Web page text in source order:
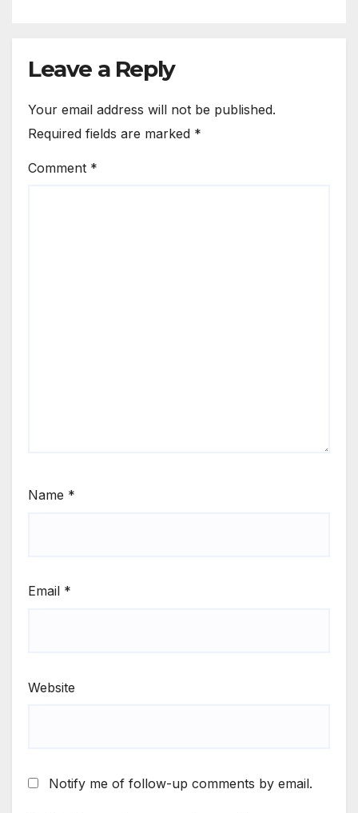
Leave a Reply
Your email address will not be published.
Required fields are marked *
Comment *
Name *
Email *
Website
Notify me of follow-up comments by email.